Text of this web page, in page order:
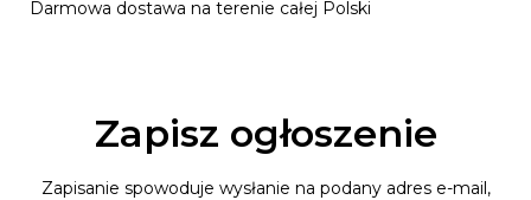
Darmowa dostawa na terenie całej Polski
Zapisz ogłoszenie
Zapisanie spowoduje wysłanie na podany adres e-mail,